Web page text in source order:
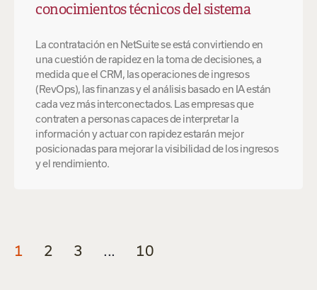
conocimientos técnicos del sistema
La contratación en NetSuite se está convirtiendo en
una cuestión de rapidez en la toma de decisiones, a
medida que el CRM, las operaciones de ingresos
(RevOps), las finanzas y el análisis basado en IA están
cada vez más interconectados. Las empresas que
contraten a personas capaces de interpretar la
información y actuar con rapidez estarán mejor
posicionadas para mejorar la visibilidad de los ingresos
y el rendimiento.
1 2 3 ... 10